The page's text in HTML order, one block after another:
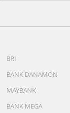
BRI
BANK DANAMON
MAYBANK
BANK MEGA